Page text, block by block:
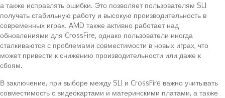
а также исправлять ошибки. Это позволяет пользователям SLI
получать стабильную работу и высокую производительность в
современных играх. AMD также активно работает над
обновлениями для CrossFire, однако пользователи иногда
сталкиваются с проблемами совместимости в новых играх, что
может привести к снижению производительности или даже к
сбоям.
В заключение, при выборе между SLI и CrossFire важно учитывать
совместимость с видеокартами и материнскими платами, а также